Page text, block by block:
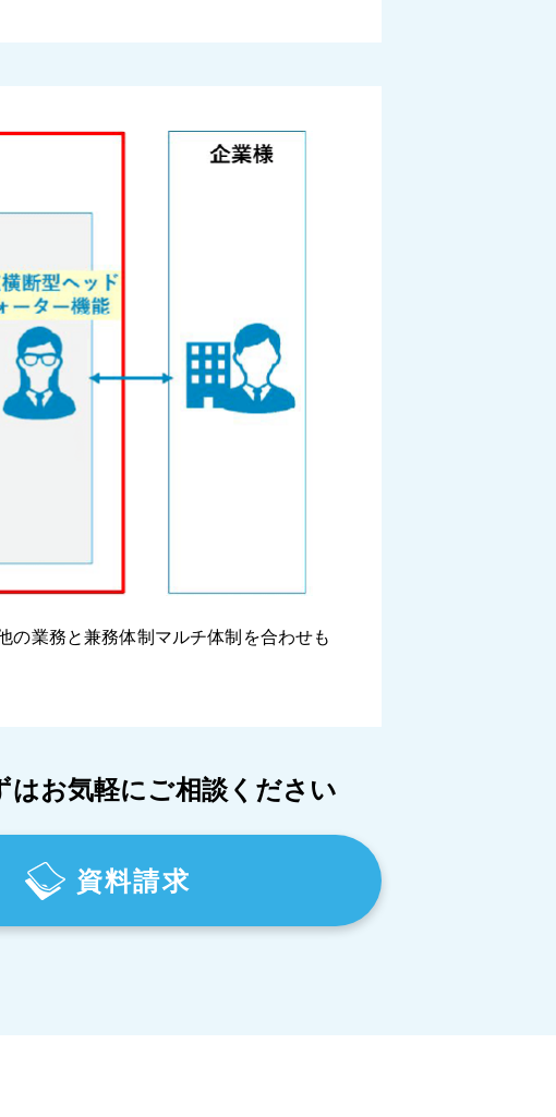
の業務と兼務体制マルチ体制を合わせも
お気軽にご相談ください
資料請求